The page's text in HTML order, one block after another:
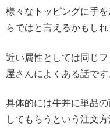
様々なトッピングに手
らではと言えるかもしれ
近い属性としては同じ
屋さんによくある話です
具体的には牛丼に単品
してもらうという注文方